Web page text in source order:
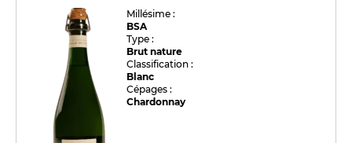
Millésime :
BSA
Type :
Brut nature
Classification :
Blanc
Cépages :
Chardonnay